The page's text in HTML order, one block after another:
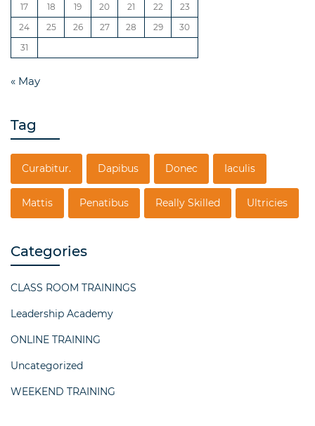
17
18 19 20 21 22
23
24
25 26 27 28 29
30
31
« May
Tag
Curabitur. Dapibus Donec Iaculis
Mattis Penatibus Really Skilled Ultricies
Categories
CLASS ROOM TRAININGS
Leadership Academy
ONLINE TRAINING
Uncategorized
WEEKEND TRAINING